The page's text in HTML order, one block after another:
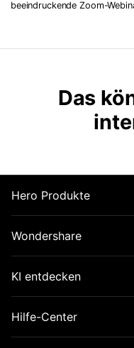
beeindruckende Zoom-
Das
Hero Produkte
Wondershare
KI entdecken
Hilfe-Center